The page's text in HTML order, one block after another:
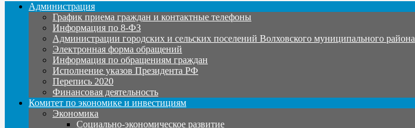
Администрация
График приема граждан и контактные телефоны
Информация по 8-ФЗ
Администрации городских и сельских поселений Волховского муниципального района
Электронная форма обращений
Информация по обращениям граждан
Исполнение указов Президента РФ
Перепись 2020
Финансовая деятельность
Комитет по экономике и инвестициям
Экономика
Социально-экономическое развитие